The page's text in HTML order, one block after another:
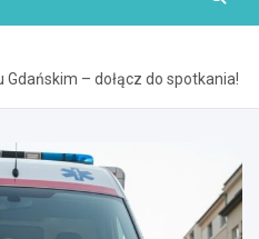
– dołącz do spotkania!